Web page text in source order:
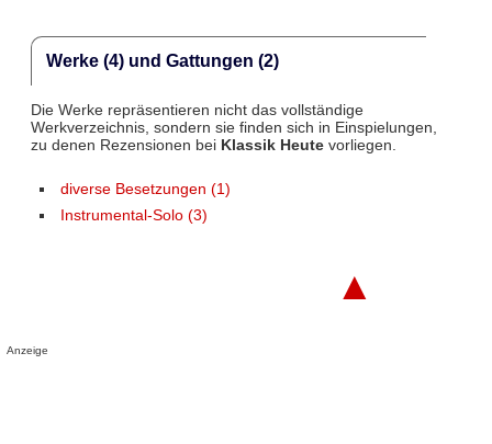
Werke (4) und Gattungen (2)
Die Werke repräsentieren nicht das vollständige
Werkverzeichnis, sondern sie finden sich in Einspielungen,
zu denen Rezensionen bei Klassik Heutevorliegen.
diverse Besetzungen (1)
Instrumental-Solo (3)
▲
Anzeige